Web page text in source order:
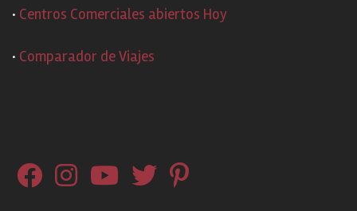
· Centros Comerciales abiertos Hoy
· Comparador de Viajes